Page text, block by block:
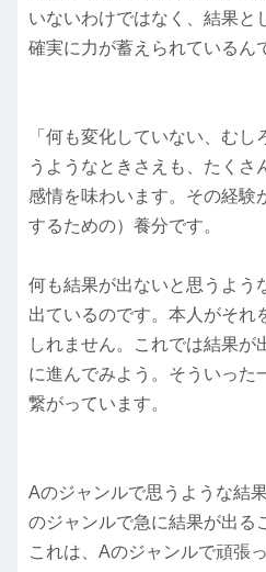
いないわけではなく、結果と
確実に力が蓄えられているん
「何も変化していない、む
うようなときさえも、たくさ
感情を味わいます。その経験
するための）養分です。
何も結果が出ないと思うよう
出ているのです。本人がそれ
しれません。これでは結果が
に進んでみよう。そういった
繋がっています。
Aのジャンルで思うような結
のジャンルで急に結果が出る
これは、Aのジャンルで頑張